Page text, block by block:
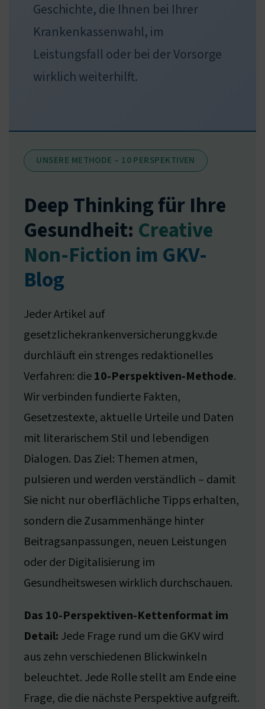
Geschichte, die Ihnen bei Ihrer
Krankenkassenwahl, im
Leistungsfall oder bei der Vorsorge
wirklich weiterhilft.
UNSERE METHODE – 10 PERSPEKTIVEN
Deep Thinking für Ihre
Gesundheit: Creative
Non-Fiction im GKV-
Blog
Jeder Artikel auf
gesetzlichekrankenversicherunggkv.de
durchläuft ein strenges redaktionelles
Verfahren: die10‑Perspektiven‑Methode.
Wir verbinden fundierte Fakten,
Gesetzestexte, aktuelle Urteile und Daten
mit literarischem Stil und lebendigen
Dialogen. Das Ziel: Themen atmen,
pulsieren und werden verständlich – damit
Sie nicht nur oberflächliche Tipps erhalten,
sondern die Zusammenhänge hinter
Beitragsanpassungen, neuen Leistungen
oder der Digitalisierung im
Gesundheitswesen wirklich durchschauen.
Das 10‑Perspektiven‑Kettenformat im
Detail: Jede Frage rund um die GKV wird
aus zehn verschiedenen Blickwinkeln
beleuchtet. Jede Rolle stellt am Ende eine
Frage, die die nächste Perspektive aufgreift.